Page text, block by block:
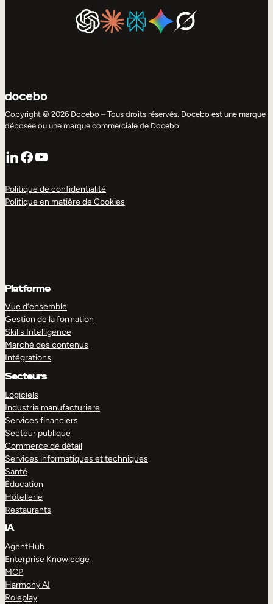
Copyright © 2026 Docebo – Tous droits réservés. Docebo est une marque
déposée ou une marque commerciale de Docebo.
LinkedIn
Facebook
YouTube
Politique de confidentialité
Politique en matière de Cookies
Platforme
Vue d’ensemble
Gestion de la formation
Skills Intelligence
Marché des contenus
Intégrations
Secteurs
Logiciels
Industrie manufacturiere
Services financiers
Secteur publique
Commerce de détail
Services informatiques et techniques
Santé
Éducation
Hôtellerie
Restaurants
IA
AgentHub
Enterprise Knowledge
MCP
Harmony AI
Roleplay